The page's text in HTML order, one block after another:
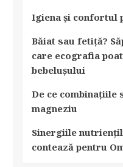
Igiena și confortul
Băiat sau fetiță?
care ecografia
bebelușului
De ce combinațiile
magneziu
Sinergiile
contează pentru